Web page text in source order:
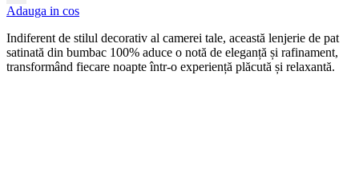
Adauga in cos
Indiferent de stilul decorativ al camerei tale, această lenjerie de pat
satinată din bumbac 100% aduce o notă de eleganță și rafinament,
transformând fiecare noapte într-o experiență plăcută și relaxantă.